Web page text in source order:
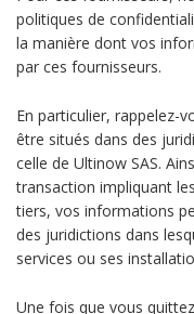
politiques de
la manière dont vos
par ces fournisseurs.
En particulier, rappelez-
être situés dans des
celle de Ultinow SAS.
transaction impliquant
tiers, vos informations
des juridictions dans
services ou ses
Une fois que vous